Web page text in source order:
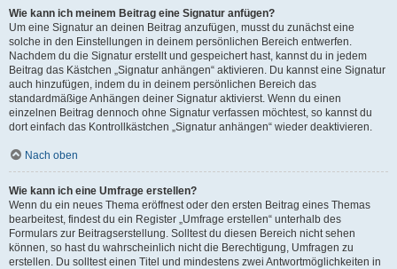
Wie kann ich meinem Beitrag eine Signatur anfügen?
Um eine Signatur an deinen Beitrag anzufügen, musst du zunächst eine
solche in den Einstellungen in deinem persönlichen Bereich entwerfen.
Nachdem du die Signatur erstellt und gespeichert hast, kannst du in jedem
Beitrag das Kästchen „Signatur anhängen“ aktivieren. Du kannst eine Signatur
auch hinzufügen, indem du in deinem persönlichen Bereich das
standardmäßige Anhängen deiner Signatur aktivierst. Wenn du einen
einzelnen Beitrag dennoch ohne Signatur verfassen möchtest, so kannst du
dort einfach das Kontrollkästchen „Signatur anhängen“ wieder deaktivieren.
Nach oben
Wie kann ich eine Umfrage erstellen?
Wenn du ein neues Thema eröffnest oder den ersten Beitrag eines Themas
bearbeitest, findest du ein Register „Umfrage erstellen“ unterhalb des
Formulars zur Beitragserstellung. Solltest du diesen Bereich nicht sehen
können, so hast du wahrscheinlich nicht die Berechtigung, Umfragen zu
erstellen. Du solltest einen Titel und mindestens zwei Antwortmöglichkeiten in